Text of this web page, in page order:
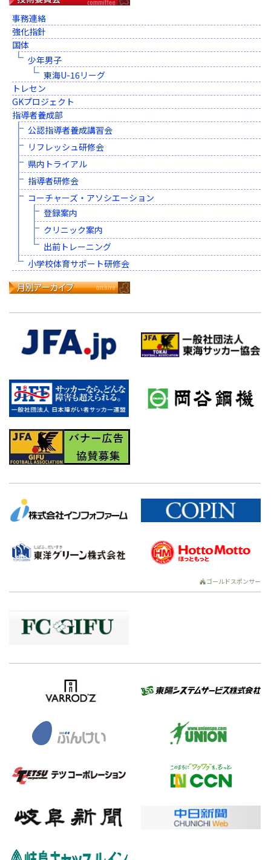
事務連絡
強化指針
国体
少年男子
東海U-16リーグ
トレセン
GKプロジェクト
指導者養成部
公認指導者養成講習会
リフレッシュ研修会
県内トライアル
指導者研修会
コーチャーズ・アソシエーション
登録案内
クリニック案内
出前トレーニング
小学校体育サポート研修会
ゴールドスポンサー